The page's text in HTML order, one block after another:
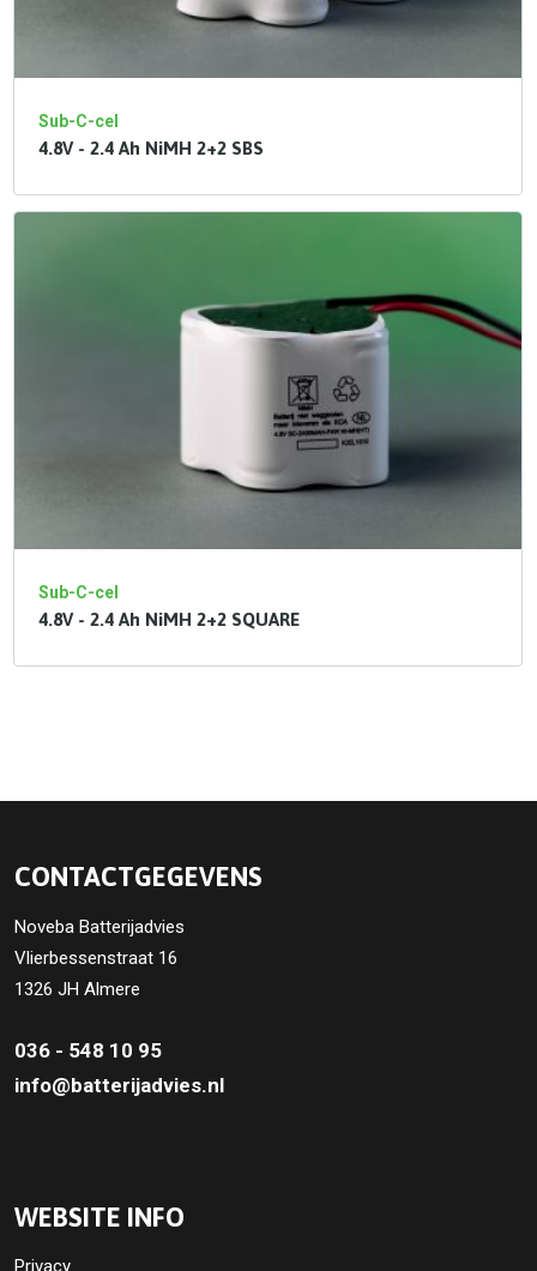
Sub-C-cel
4.8V - 2.4 Ah NiMH 2+2 SBS
Sub-C-cel
4.8V - 2.4 Ah NiMH 2+2 SQUARE
CONTACTGEGEVENS
Noveba Batterijadvies
Vlierbessenstraat 16
1326 JH Almere
036 - 548 10 95
info@batterijadvies.nl
WEBSITE INFO
Privacy